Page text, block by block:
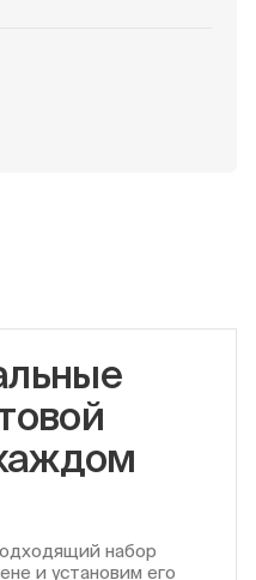
набор
и установим его